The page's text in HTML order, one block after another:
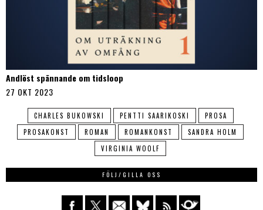
Andlöst spännande om tidsloop
27 OKT 2023
CHARLES BUKOWSKI PENTTI SAARIKOSKI
PROSA
PROSAKONST
ROMAN ROMANKONST
SANDRA HOLM
VIRGINIA WOOLF
FÖLJ/GILLA OSS